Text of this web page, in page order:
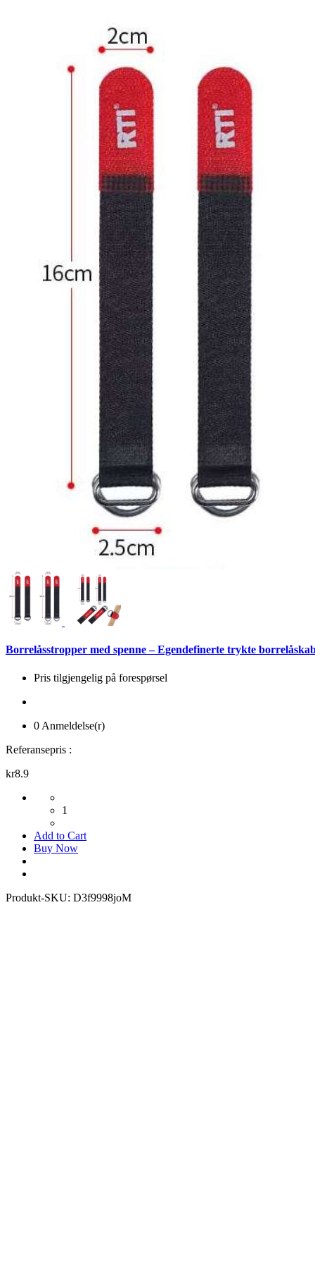
Borrelåsstropper med spenne – Egendefinerte trykte
Pris tilgjengelig på forespørsel
0 Anmeldelse(r)
Referansepris :
kr8.9
1
Add to Cart
Buy Now
Produkt-SKU: D3f9998joM